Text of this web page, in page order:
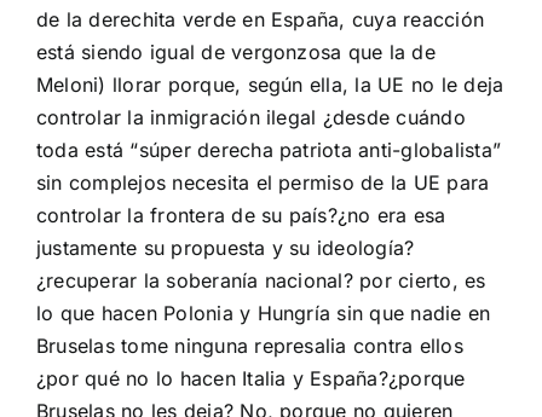
de la derechita verde en España, cuya reacción
está siendo igual de vergonzosa que la de
Meloni) llorar porque, según ella, la UE no le deja
controlar la inmigración ilegal ¿desde cuándo
toda está “súper derecha patriota anti-globalista”
sin complejos necesita el permiso de la UE para
controlar la frontera de su país?¿no era esa
justamente su propuesta y su ideología?
¿recuperar la soberanía nacional? por cierto, es
lo que hacen Polonia y Hungría sin que nadie en
Bruselas tome ninguna represalia contra ellos
¿por qué no lo hacen Italia y España?¿porque
Bruselas no les deja? No, porque no quieren